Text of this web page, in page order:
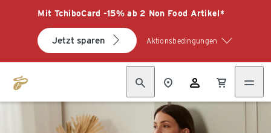
Mit TchiboCard -15% ab 2 Non Food Artikel*
Jetzt sparen Aktionsbedingungen